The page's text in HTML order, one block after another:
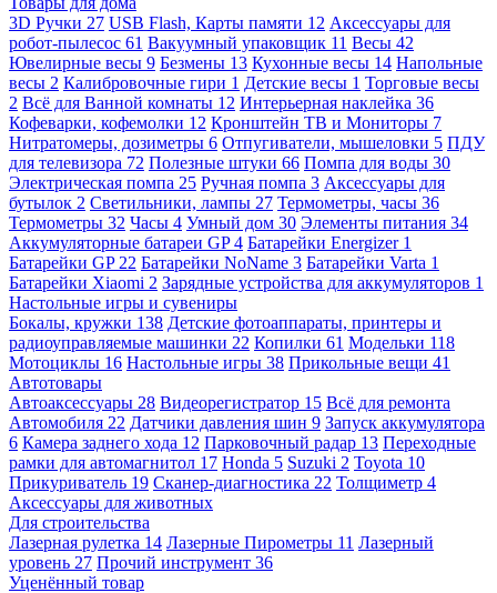
3D Ручки 27 USB Flash, Карты памяти 12 Аксессуары для
робот-пылесос 61 Вакуумный упаковщик 11 Весы 42
Ювелирные весы 9 Безмены 13 Кухонные весы 14 Напольные
весы 2 Калибровочные гири 1 Детские весы 1 Торговые весы
2 Всё для Ванной комнаты 12 Интерьерная наклейка 36
Кофеварки, кофемолки 12 Кронштейн ТВ и Мониторы 7
Нитратомеры, дозиметры 6 Отпугиватели, мышеловки 5 ПДУ
для телевизора 72 Полезные штуки 66 Помпа для воды 30
Электрическая помпа 25 Ручная помпа 3 Аксессуары для
бутылок 2 Светильники, лампы 27 Термометры, часы 36
Термометры 32 Часы 4 Умный дом 30 Элементы питания 34
Аккумуляторные батареи GP4 Батарейки Energizer 1
Батарейки GP 22 Батарейки NoName 3 Батарейки Varta 1
Батарейки Xiaomi 2 Зарядные устройства для аккумуляторов 1
Настольные игры и сувениры
Бокалы, кружки 138 Детские фотоаппараты, принтеры и
радиоуправляемые машинки 22 Копилки 61 Модельки 118
Мотоциклы 16 Настольные игры 38 Прикольные вещи 41
Автотовары
Автоаксессуары 28 Видеорегистратор 15 Всё для ремонта
Автомобиля 22 Датчики давления шин 9 Запуск аккумулятора
6 Камера заднего хода 12 Парковочный радар 13 Переходные
рамки для автомагнитол 17 Honda 5 Suzuki 2 Toyota 10
Прикуриватель 19 Сканер-диагностика 22 Толщиметр 4
Аксессуары для животных
Для строительства
Лазерная рулетка 14 Лазерные Пирометры 11 Лазерный
уровень 27 Прочий инструмент 36
Уценённый товар